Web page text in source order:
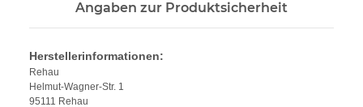
Angaben zur Produktsicherheit
Herstellerinformationen:
Rehau
Helmut-Wagner-Str. 1
95111 Rehau